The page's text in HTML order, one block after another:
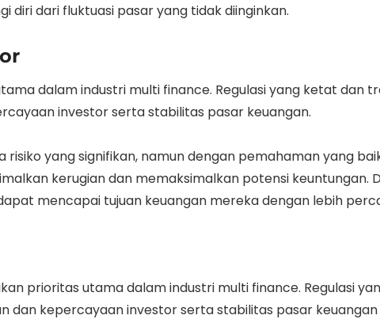
diri dari fluktuasi pasar yang tidak diinginkan.
dalam industri multi finance. Regulasi yang ketat dan
investor serta stabilitas pasar keuangan.
yang signifikan, namun dengan pemahaman yang
kerugian dan memaksimalkan potensi keuntungan.
mencapai tujuan keuangan mereka dengan lebih
prioritas utama dalam industri multi finance. Regulasi
dan kepercayaan investor serta stabilitas pasar keuangan